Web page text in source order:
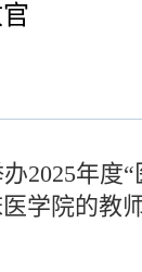
2025年度
学院的教